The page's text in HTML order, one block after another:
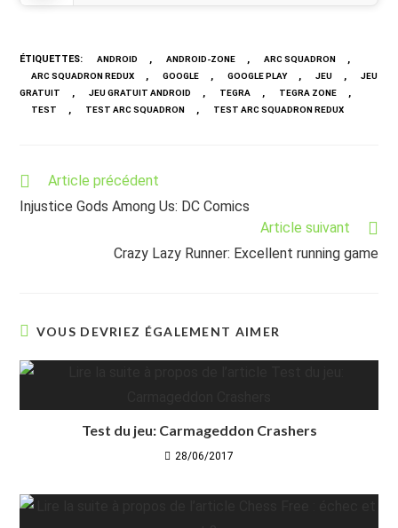
ÉTIQUETTES: ANDROID , ANDROID-ZONE , ARC SQUADRON ,
ARC SQUADRON REDUX , GOOGLE , GOOGLE PLAY , JEU ,
JEU
GRATUIT
, JEU GRATUIT ANDROID , TEGRA , TEGRA ZONE ,
TEST , TEST ARC SQUADRON , TEST ARC SQUADRON REDUX
Read
articles
Article précédent
Injustice Gods Among Us: DC Comics
Article suivant
Crazy Lazy Runner: Excellent running game
VOUS DEVRIEZ ÉGALEMENT AIMER
Test du jeu: Carmageddon Crashers
28/06/2017